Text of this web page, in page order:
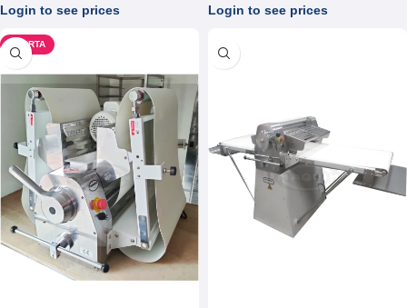
(TORTILLAS,AREPAS)
Login to see prices
Login to see prices
OFERTA